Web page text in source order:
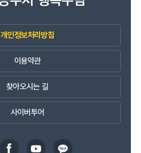
개인정보처리방침
이용약관
찾아오시는 길
사이버투어